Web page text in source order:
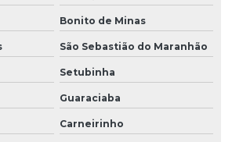
Bonito de Minas
São Sebastião do Maranhão
Setubinha
Guaraciaba
Carneirinho